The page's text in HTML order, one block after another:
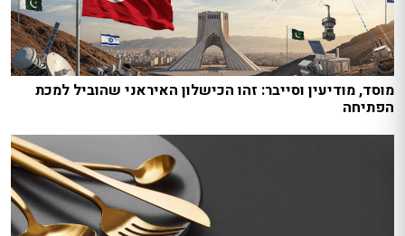
מוסד, מודיעין וסייבר: זהו הכישלון האיראני שהוביל למכת
הפתיחה